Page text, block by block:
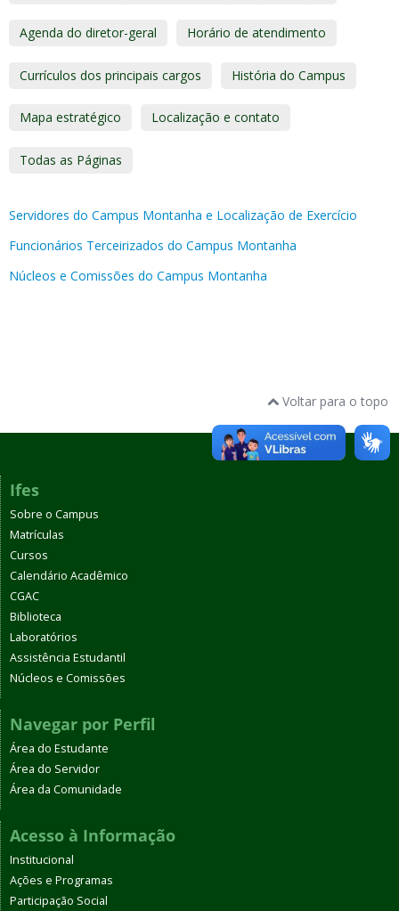
Agenda do diretor-geral Horário de atendimento
Currículos dos principais cargos História do Campus
Mapa estratégico Localização e contato
Todas as Páginas
Servidores do Campus Montanha e Localização de Exercício
Funcionários Terceirizados do Campus Montanha
Núcleos e Comissões do Campus Montanha
Voltar para o topo
Ifes
Sobre o Campus
Matrículas
Cursos
Calendário Acadêmico
CGAC
Biblioteca
Laboratórios
Assistência Estudantil
Núcleos e Comissões
Navegar por Perfil
Área do Estudante
Área do Servidor
Área da Comunidade
Acesso à Informação
Institucional
Ações e Programas
Participação Social